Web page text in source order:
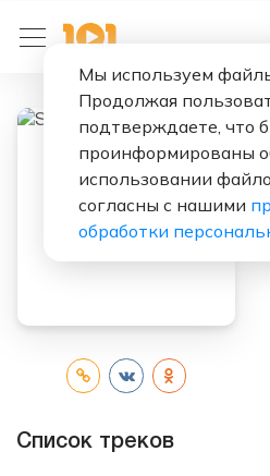
Список треков
Мы используем
Продолжая
подтверждаете, что
проинформированы
использовании
согласны с нашими
обработки